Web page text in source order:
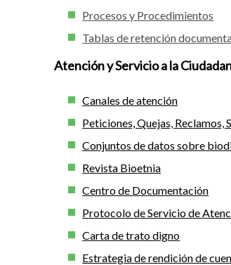
Procesos y Procedimientos
Tablas de retención
Atención y Servicio a la
Canales de atención
Peticiones, Quejas, Reclamos,
Conjuntos de datos sobre
Revista Bioetnia
Centro de Documentación
Protocolo de Servicio de
Carta de trato digno
Estrategia de rendición de